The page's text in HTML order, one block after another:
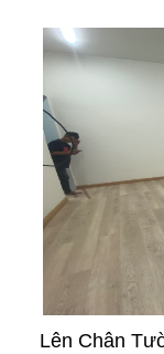
Lên Chân